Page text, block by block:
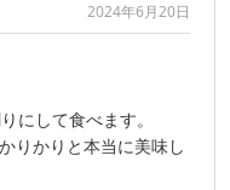
2024年6月20日
にして食べます。
りかりと本当に美味し